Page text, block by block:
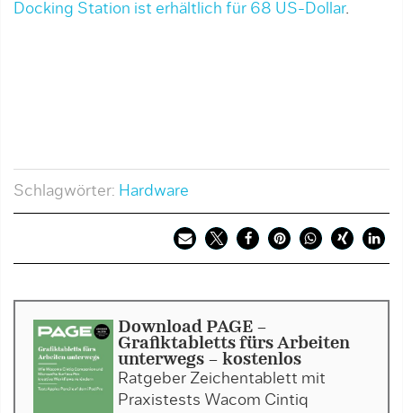
Docking Station ist erhältlich für 68 US-Dollar.
Schlagwörter: Hardware
Download PAGE -
Grafiktabletts fürs Arbeiten
unterwegs - kostenlos
Ratgeber Zeichentablett mit
Praxistests Wacom Cintiq